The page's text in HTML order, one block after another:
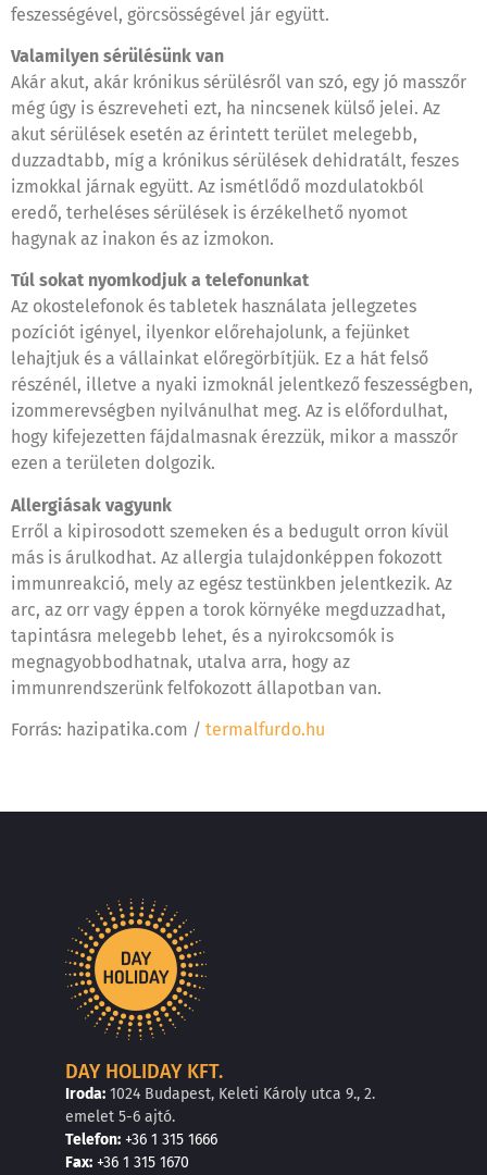
feszességével, görcsösségével jár együtt.
Valamilyen sérülésünk van
Akár akut, akár krónikus sérülésről van szó, egy jó masszőr
még úgy is észreveheti ezt, ha nincsenek külső jelei. Az
akut sérülések esetén az érintett terület melegebb,
duzzadtabb, míg a krónikus sérülések dehidratált, feszes
izmokkal járnak együtt. Az ismétlődő mozdulatokból
eredő, terheléses sérülések is érzékelhető nyomot
hagynak az inakon és az izmokon.
Túl sokat nyomkodjuk a telefonunkat
Az okostelefonok és tabletek használata jellegzetes
pozíciót igényel, ilyenkor előrehajolunk, a fejünket
lehajtjuk és a vállainkat előregörbítjük. Ez a hát felső
részénél, illetve a nyaki izmoknál jelentkező feszességben,
izommerevségben nyilvánulhat meg. Az is előfordulhat,
hogy kifejezetten fájdalmasnak érezzük, mikor a masszőr
ezen a területen dolgozik.
Allergiásak vagyunk
Erről a kipirosodott szemeken és a bedugult orron kívül
más is árulkodhat. Az allergia tulajdonképpen fokozott
immunreakció, mely az egész testünkben jelentkezik. Az
arc, az orr vagy éppen a torok környéke megduzzadhat,
tapintásra melegebb lehet, és a nyirokcsomók is
megnagyobbodhatnak, utalva arra, hogy az
immunrendszerünk felfokozott állapotban van.
Forrás: hazipatika.com / termalfurdo.hu
DAY HOLIDAY KFT.
Iroda: 1024 Budapest, Keleti Károly utca 9., 2.
emelet 5-6 ajtó.
Telefon: +36 1 315 1666
Fax: +36 1 315 1670